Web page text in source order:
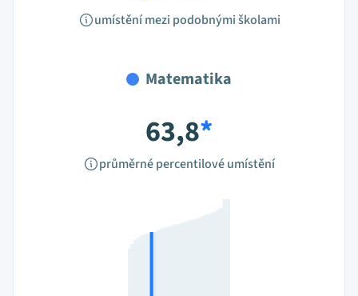
umístění mezi podobnými školami
Matematika
63,8*
průměrné percentilové umístění